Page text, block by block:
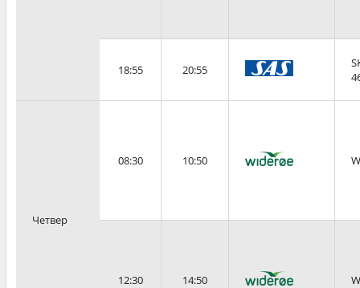
18:55 20:55
Четвер
08:30 10:50
12:30 14:50